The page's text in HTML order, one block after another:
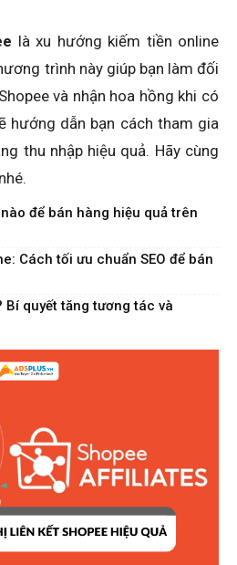
là xu hướng kiếm tiền online
trình này giúp bạn làm đối
và nhận hoa hồng khi có
hướng dẫn bạn cách tham gia
thu nhập hiệu quả. Hãy cùng
để bán hàng hiệu quả trên
Cách tối ưu chuẩn SEO để bán
quyết tăng tương tác và